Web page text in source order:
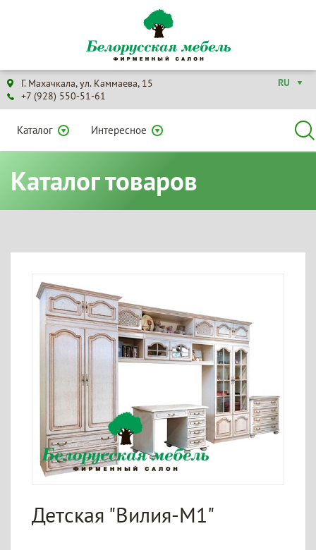
Г. Махачкала, ул. Каммаева, 15
+7 (928) 550-51-61
RU
Каталог Интересное
Каталог товаров
Детская "Вилия-М1"